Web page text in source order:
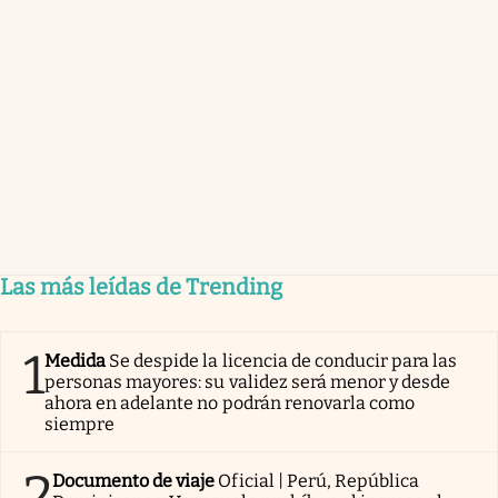
Las más leídas de Trending
1Medida Se despide la licencia de conducir para las
personas mayores: su validez será menor y desde
ahora en adelante no podrán renovarla como
siempre
Documento de viaje Oficial | Perú, República